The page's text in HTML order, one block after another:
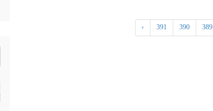
389
390
391
›